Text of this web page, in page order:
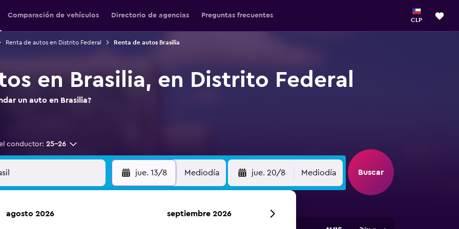
Comparación de vehículos Directorio de agencias Preguntas frecuentes
CLP
Renta de autos en Distrito Federal Renta de autos Brasilia
en Brasilia, en Distrito Federal
un auto en Brasilia?
conductor: 25-26
jue. 13/8 Mediodía jue. 20/8 Mediodía Buscar
agosto 2026 septiembre 2026